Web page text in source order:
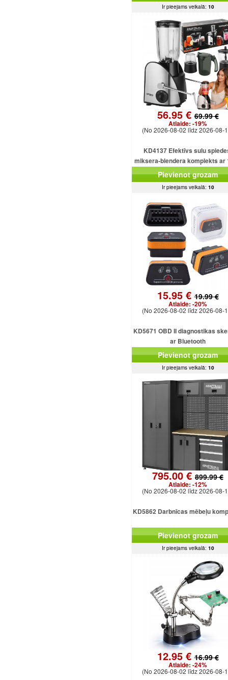
Ir pieejams veikalā: 10
56.95 €69.99 €
Atlaide: -19%
(No 2026-08-02 līdz 2026-08-
KD4137 Efektīvs sulu
miksera-blendera komplekts ar
ml ietilpību un 1500 W
Pievienot grozam
Ir pieejams veikalā: 10
15.95 €19.99 €
Atlaide: -20%
(No 2026-08-02 līdz 2026-08-
KD5671 OBD II diagnostikas
ar Bluetooth
Pievienot grozam
Ir pieejams veikalā: 10
795.00 €899.99 €
Atlaide: -12%
(No 2026-08-02 līdz 2026-08-
KD5862 Darbnīcas mēbeļu
Pievienot grozam
Ir pieejams veikalā: 10
12.95 €16.99 €
Atlaide: -24%
(No 2026-08-02 līdz 2026-08-